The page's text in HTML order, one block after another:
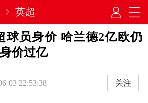
英超
球员身价 哈兰德2亿欧仍
价过亿
03 22:53:38 关注